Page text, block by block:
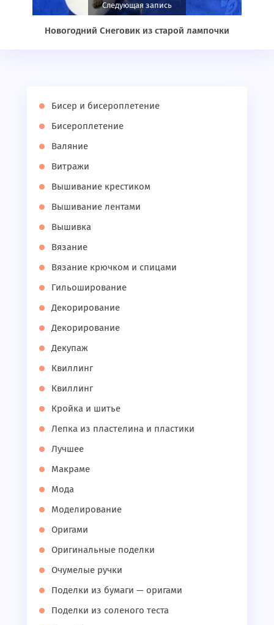
Следующая запись
Новогодний Снеговик из старой лампочки
Бисер и бисероплетение
Бисероплетение
Валяние
Витражи
Вышивание крестиком
Вышивание лентами
Вышивка
Вязание
Вязание крючком и спицами
Гильоширование
Декорирование
Декорирование
Декупаж
Квиллинг
Квиллинг
Кройка и шитье
Лепка из пластелина и пластики
Лучшее
Макраме
Мода
Моделирование
Оригами
Оригинальные поделки
Очумелые ручки
Поделки из бумаги — оригами
Поделки из соленого теста